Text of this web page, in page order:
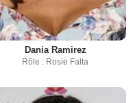
Dania Ramirez
Rôle : Rosie Falta